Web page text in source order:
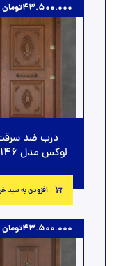
درب ضد
لوکس مدل M2146
43.500.000تومان
افزودن به سبد
43.500.000تومان